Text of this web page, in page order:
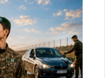
darbību un
ID, kas tiek izmantots
iegūšanai par to, kā
vietni.